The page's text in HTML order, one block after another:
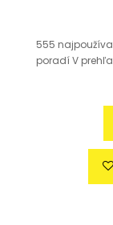
555
poradí V